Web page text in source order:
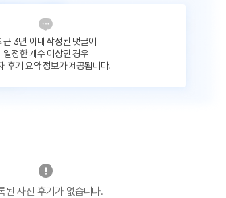
근 3년 이내 작성된 댓글이
일정한 개수 이상인 경우
후기 요약 정보가 제공됩니다.
된 사진 후기가 없습니다.